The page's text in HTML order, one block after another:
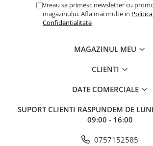
Vreau sa primesc newsletter cu
magazinului. Afla mai multe in
Confidentialitate
MAGAZINUL MEU
CLIENTI
DATE COMERCIALE
SUPORT CLIENTI RASPUNDEM DE
09:00 - 16:00
0757152585